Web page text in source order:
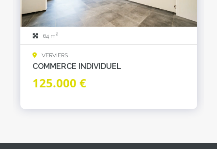
64 m2
VERVIERS
COMMERCE INDIVIDUEL
125.000 €